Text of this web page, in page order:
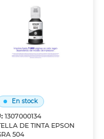
En stock
1307000134
DE TINTA EPSON
504